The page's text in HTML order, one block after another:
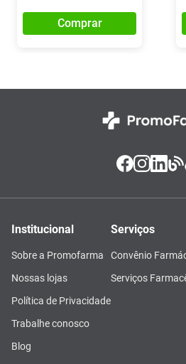
Comprar
Institucional
Sobre a Promofarma
Nossas lojas
Política de Privacidade
Trabalhe conosco
Blog
Serviços
Convênio
Serviços